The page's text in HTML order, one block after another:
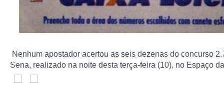
Nenhum apostador acertou as seis dezenas do concurso
Sena, realizado na noite desta terça-feira (10), no Espaço